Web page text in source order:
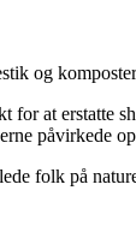
og
at erstatte
påvirkede
folk på